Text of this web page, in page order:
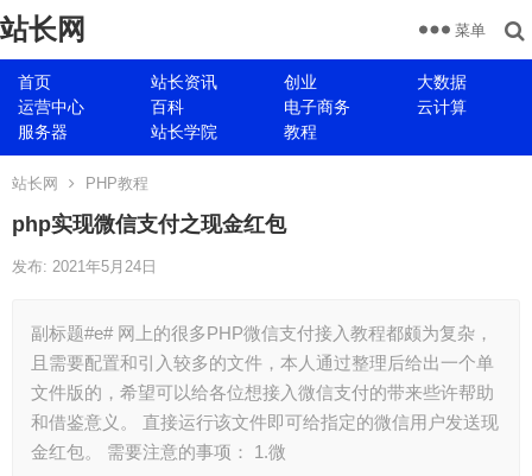
站长网
首页 站长资讯 创业
大数据
运营中心
百科 电子商务
云计算
服务器
站长学院 教程
菜单
站长网 PHP教程
php实现微信支付之现金红包
发布: 2021年5月24日
副标题#e# 网上的很多PHP微信支付接入教程都颇为复杂，
且需要配置和引入较多的文件，本人通过整理后给出一个单
文件版的，希望可以给各位想接入微信支付的带来些许帮助
和借鉴意义。 直接运行该文件即可给指定的微信用户发送现
金红包。 需要注意的事项： 1.微